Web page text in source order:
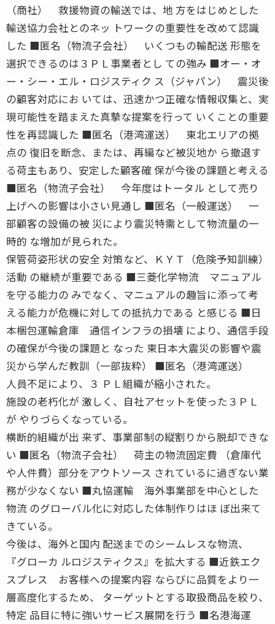
（商社） 救援物資の輸送では、地 方をはじめとした
輸送協力会社とのネッ トワークの重要性を改めて認識
した ■匿名（物流子会社） いくつもの輸配送 形態を
選択できるのは３ＰＬ事業者とし ての強み ■オー・オ
ー・シー・エル・ロジスティク ス（ジャパン） 震災後
の顧客対応にお いては、迅速かつ正確な情報収集と、実
現可能性を踏まえた真摯な提案を行って いくことの重要
性を再認識した ■匿名（港湾運送） 東北エリアの拠
点の 復旧を断念、または、再編など被災地か ら撤退す
る荷主もあり、安定した顧客確 保が今後の課題と考える
■匿名（物流子会社） 今年度はトータル として売り
上げへの影響は小さい見通し ■匿名（一般運送） 一
部顧客の設備の被 災により震災特需として物流量の一
時的 な増加が見られた。
保管荷姿形状の安全 対策など、ＫＹＴ（危険予知訓練）
活動 の継続が重要である ■三菱化学物流 マニュアル
を守る能力の みでなく、マニュアルの趣旨に添って考
える能力が危機に対しての抵抗力である と感じる ■日
本梱包運輸倉庫 通信インフラの損壊 により、通信手段
の確保が今後の課題と なった 東日本大震災の影響や震
災から学んだ教訓（一部抜粋） ■匿名（港湾運送）
人員不足により、３ ＰＬ組織が縮小された。
施設の老朽化が 激しく、自社アセットを使った３ＰＬ
が やりづらくなっている。
横断的組織が出 来ず、事業部制の縦割りから脱却できな
い ■匿名（物流子会社） 荷主の物流固定費 （倉庫代
や人件費）部分をアウトソース されているに過ぎない業
務が少なくない ■丸協運輸 海外事業部を中心とした
物流 のグローバル化に対応した体制作りはほ ぼ出来て
きている。
今後は、海外と国内 配送までのシームレスな物流、
『グローカ ルロジスティクス』を拡大する ■近鉄エク
スプレス お客様への提案内容 ならびに品質をより一
層高度化するため、 ターゲットとする取扱商品を絞り、
特定 品目に特に強いサービス展開を行う ■名港海運